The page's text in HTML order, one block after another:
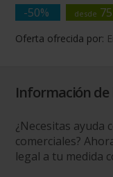
-50% desde 75
Oferta ofrecida por:
Información
¿Necesitas ayuda
comerciales?
legal a tu medida